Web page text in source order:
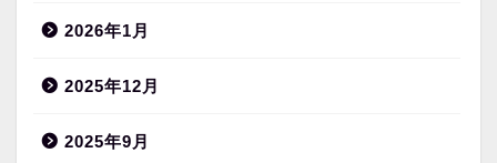
2026年1月
2025年12月
2025年9月